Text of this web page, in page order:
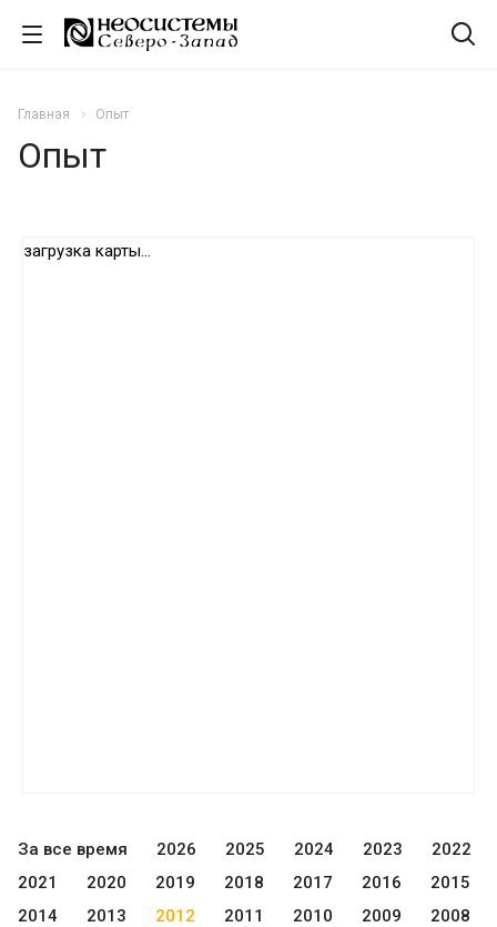
Главная Опыт
Опыт
загрузка карты...
За все время 2026 2025 2024 2023
2022
2021
2020 2019 2018 2017 2016
2015
2014
2013 2012 2011 2010 2009
2008